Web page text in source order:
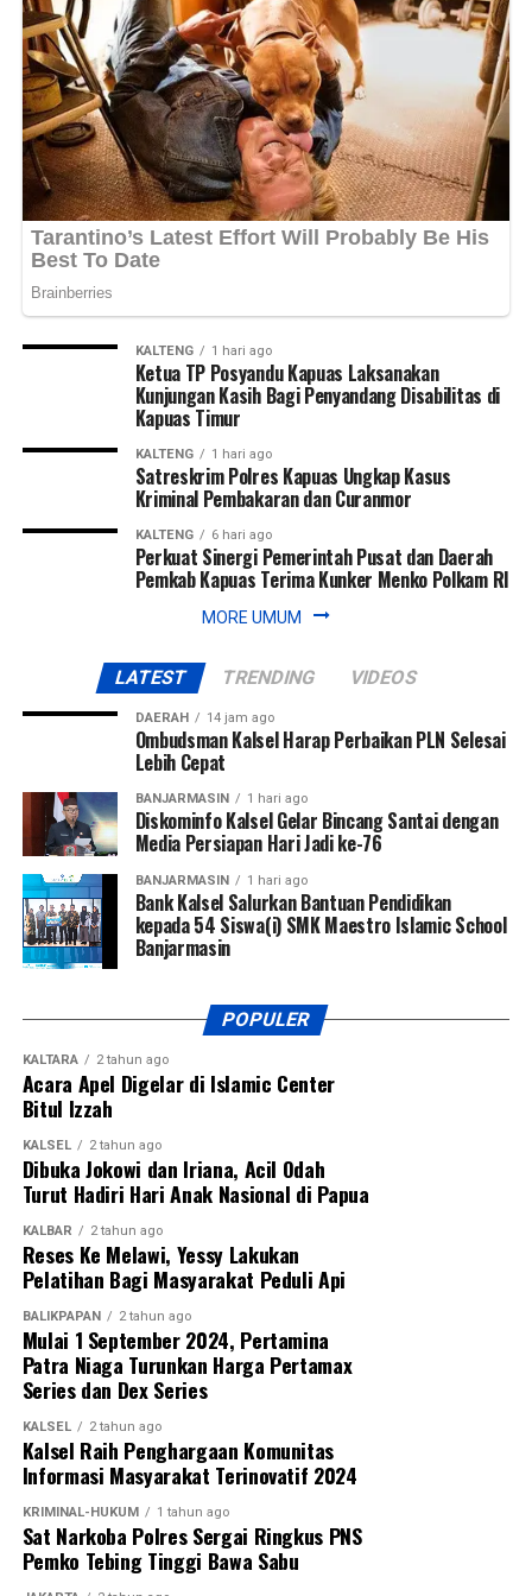
KALTENG 1 hari ago
Ketua TP Posyandu Kapuas Laksanakan
Kunjungan Kasih Bagi Penyandang Disabilitas di
Kapuas Timur
KALTENG 1 hari ago
Satreskrim Polres Kapuas Ungkap Kasus
Kriminal Pembakaran dan Curanmor
KALTENG 6 hari ago
Perkuat Sinergi Pemerintah Pusat dan Daerah
Pemkab Kapuas Terima Kunker Menko Polkam RI
MORE UMUM
LATEST TRENDING VIDEOS
DAERAH 14 jam ago
Ombudsman Kalsel Harap Perbaikan PLN Selesai
Lebih Cepat
BANJARMASIN 1 hari ago
Diskominfo Kalsel Gelar Bincang Santai dengan
Media Persiapan Hari Jadi ke-76
BANJARMASIN 1 hari ago
Bank Kalsel Salurkan Bantuan Pendidikan
kepada 54 Siswa(i) SMK Maestro Islamic School
Banjarmasin
POPULER
KALTARA 2 tahun ago
Acara Apel Digelar di Islamic Center
Bitul Izzah
KALSEL 2 tahun ago
Dibuka Jokowi dan Iriana, Acil Odah
Turut Hadiri Hari Anak Nasional di Papua
KALBAR 2 tahun ago
Reses Ke Melawi, Yessy Lakukan
Pelatihan Bagi Masyarakat Peduli Api
BALIKPAPAN 2 tahun ago
Mulai 1 September 2024, Pertamina
Patra Niaga Turunkan Harga Pertamax
Series dan Dex Series
KALSEL 2 tahun ago
Kalsel Raih Penghargaan Komunitas
Informasi Masyarakat Terinovatif 2024
KRIMINAL-HUKUM 1 tahun ago
Sat Narkoba Polres Sergai Ringkus PNS
Pemko Tebing Tinggi Bawa Sabu